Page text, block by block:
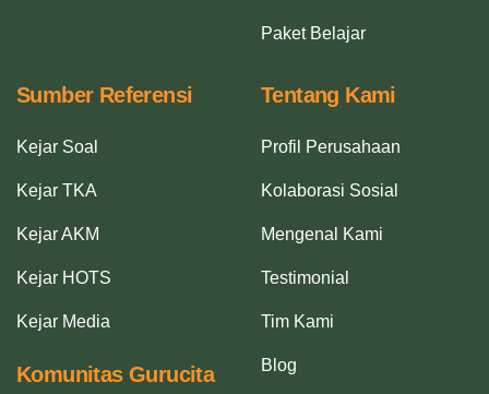
Paket Belajar
Sumber Referensi
Kejar Soal
Kejar TKA
Kejar AKM
Kejar HOTS
Kejar Media
Komunitas Gurucita
Tentang Kami
Profil Perusahaan
Kolaborasi Sosial
Mengenal Kami
Testimonial
Tim Kami
Blog